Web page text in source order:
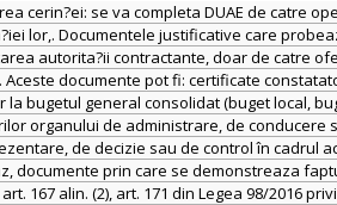
cerin?ei: se va completa DUAE de catre
lor,. Documentele justificative care
autorita?ii contractante, doar de catre
documente pot fi: certificate
bugetul general consolidat (buget local,
organului de administrare, de
de decizie sau de control în cadrul
documente prin care se demonstreaza
167 alin. (2), art. 171 din Legea 98/2016